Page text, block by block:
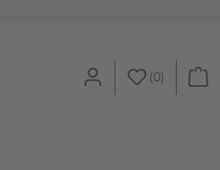
(0)